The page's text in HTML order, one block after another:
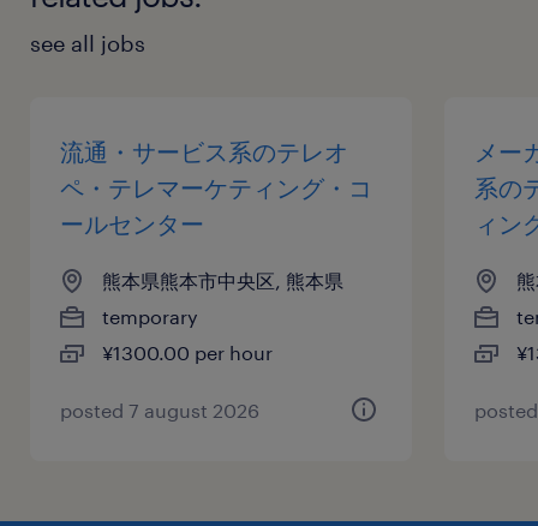
see all jobs
流通・サービス系のテレオ
ペ・テレマーケティング・コ
ールセンター
熊本県熊本市中央区, 熊本県
temporary
¥1300.00 per hour
posted 7 august 2026
メー
系の
ィン